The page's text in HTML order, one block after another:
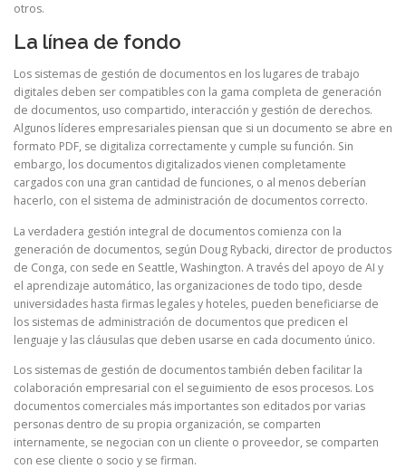
otros.
La línea de fondo
Los sistemas de gestión de documentos en los lugares de trabajo
digitales deben ser compatibles con la gama completa de generación
de documentos, uso compartido, interacción y gestión de derechos.
Algunos líderes empresariales piensan que si un documento se abre en
formato PDF, se digitaliza correctamente y cumple su función. Sin
embargo, los documentos digitalizados vienen completamente
cargados con una gran cantidad de funciones, o al menos deberían
hacerlo, con el sistema de administración de documentos correcto.
La verdadera gestión integral de documentos comienza con la
generación de documentos, según Doug Rybacki, director de productos
de Conga, con sede en Seattle, Washington. A través del apoyo de AI y
el aprendizaje automático, las organizaciones de todo tipo, desde
universidades hasta firmas legales y hoteles, pueden beneficiarse de
los sistemas de administración de documentos que predicen el
lenguaje y las cláusulas que deben usarse en cada documento único.
Los sistemas de gestión de documentos también deben facilitar la
colaboración empresarial con el seguimiento de esos procesos. Los
documentos comerciales más importantes son editados por varias
personas dentro de su propia organización, se comparten
internamente, se negocian con un cliente o proveedor, se comparten
con ese cliente o socio y se firman.